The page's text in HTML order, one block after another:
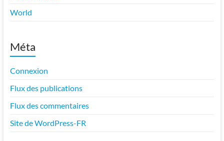
World
Méta
Connexion
Flux des publications
Flux des commentaires
Site de WordPress-FR